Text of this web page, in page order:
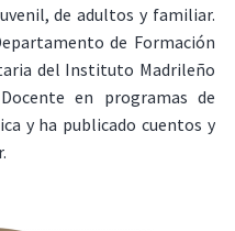
de adultos y familiar.
de Formación
del Instituto Madrileño
en programas de
y ha publicado cuentos y